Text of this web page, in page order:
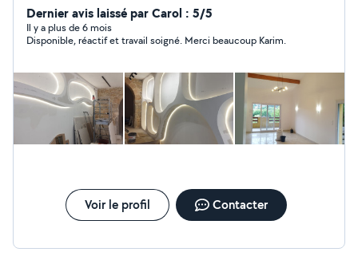
Dernier avis laissé par Carol : 5/5
Il y a plus de 6 mois
Disponible, réactif et travail soigné. Merci beaucoup Karim.
Voir le profil Contacter